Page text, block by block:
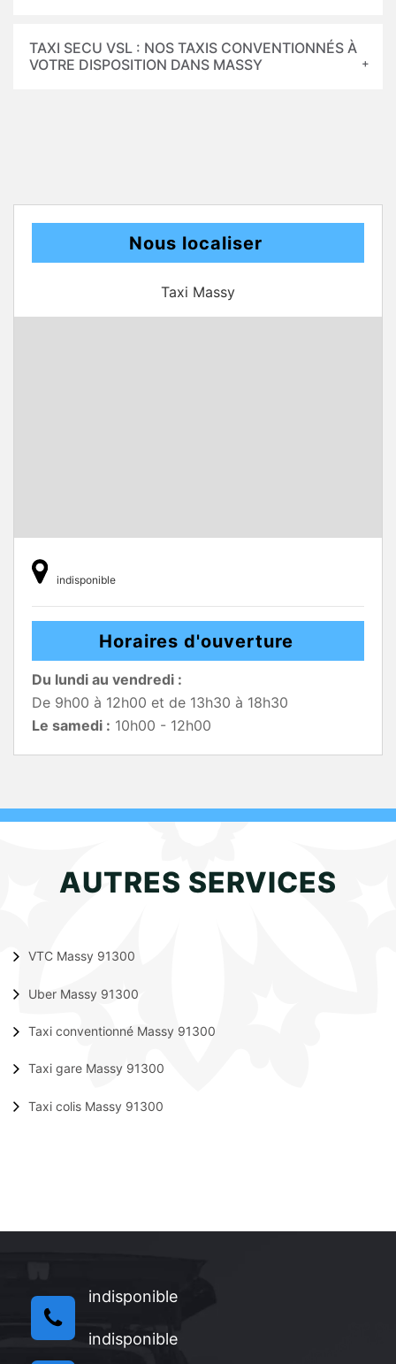
TAXI SECU VSL : NOS TAXIS CONVENTIONNÉS À
VOTRE DISPOSITION DANS MASSY
Nous localiser
Taxi Massy
indisponible
Horaires d'ouverture
Du lundi au vendredi :
De 9h00 à 12h00 et de 13h30 à 18h30
Le samedi : 10h00 - 12h00
AUTRES SERVICES
VTC Massy 91300
Uber Massy 91300
Taxi conventionné Massy 91300
Taxi gare Massy 91300
Taxi colis Massy 91300
indisponible
indisponible